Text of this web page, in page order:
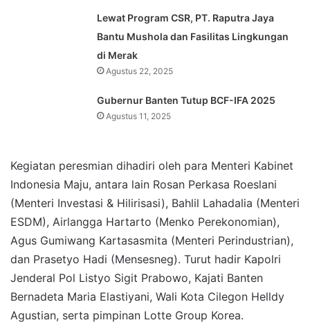
Lewat Program CSR, PT. Raputra Jaya
Bantu Mushola dan Fasilitas Lingkungan
di Merak
Agustus 22, 2025
Gubernur Banten Tutup BCF-IFA 2025
Agustus 11, 2025
Kegiatan peresmian dihadiri oleh para Menteri Kabinet
Indonesia Maju, antara lain Rosan Perkasa Roeslani
(Menteri Investasi & Hilirisasi), Bahlil Lahadalia (Menteri
ESDM), Airlangga Hartarto (Menko Perekonomian),
Agus Gumiwang Kartasasmita (Menteri Perindustrian),
dan Prasetyo Hadi (Mensesneg). Turut hadir Kapolri
Jenderal Pol Listyo Sigit Prabowo, Kajati Banten
Bernadeta Maria Elastiyani, Wali Kota Cilegon Helldy
Agustian, serta pimpinan Lotte Group Korea.